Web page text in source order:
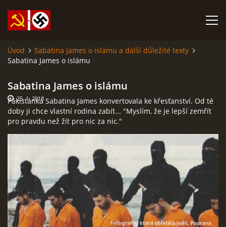
SABATINA JAMES O ISLÁMU A DALŠÍ DŮLEŽITÉ TEXTY
ISLÁM
ANARCHISMUS A NEOMARXISMUS
NACIONÁLNÍ SOCIALISMUS
PROPAGAČNÍ MATERIÁLY A DALŠÍ
Úvod
Sabatina James o islámu a další důležité texty
Sabatina James o islámu
Sabatina James o islámu
Pákistánka Sabatina James konvertovala ke křesťanství. Od té
doby ji chce vlastní rodina zabít... "Myslím, že je lepší zemřít
pro pravdu než žít pro nic za nic."
25. 1. 2018